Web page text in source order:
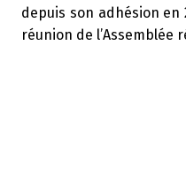
depuis son adhésion
réunion de l’Assemblée